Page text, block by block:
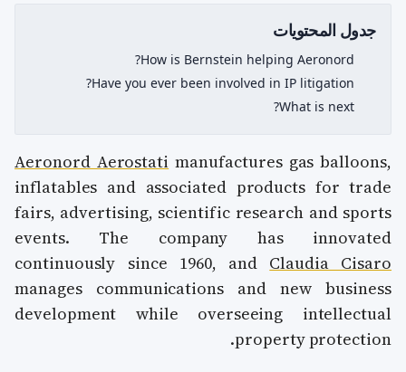
جدول المحتويات
How is Bernstein helping Aeronord?
Have you ever been involved in IP litigation?
What is next?
Aeronord Aerostati manufactures gas balloons,
inflatables and associated products for trade
fairs, advertising, scientific research and sports
events. The company has innovated
continuously since 1960, and Claudia Cisaro
manages communications and new business
development while overseeing intellectual
property protection.